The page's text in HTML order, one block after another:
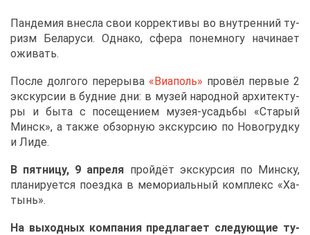
Пан­де­мия внес­ла свои кор­рек­ти­вы во внут­рен­ний ту­
ризм Бе­ла­ру­си. Од­на­ко, сфе­ра по­не­мно­гу на­чи­на­ет
ожи­вать.
По­сле дол­го­го пе­ре­ры­ва «Виа­поль» про­вёл пер­вые 2
экс­кур­сии в буд­ние дни: в му­зей на­род­ной ар­хи­тек­ту­
ры и бы­та с по­се­ще­ни­ем му­зея-усадь­бы «Ста­рый
Минск», а та­к­же об­зор­ную экс­кур­сию по Но­во­груд­ку
и Ли­де.
В пят­ни­цу, 9 ап­ре­ля прой­дёт экс­кур­сия по Мин­ску,
пла­ни­ру­ет­ся по­езд­ка в ме­мо­ри­аль­ный ком­плекс «Ха­
тынь».
На вы­ход­ных ком­па­ния пред­ла­га­ет сле­ду­ю­щие ту­